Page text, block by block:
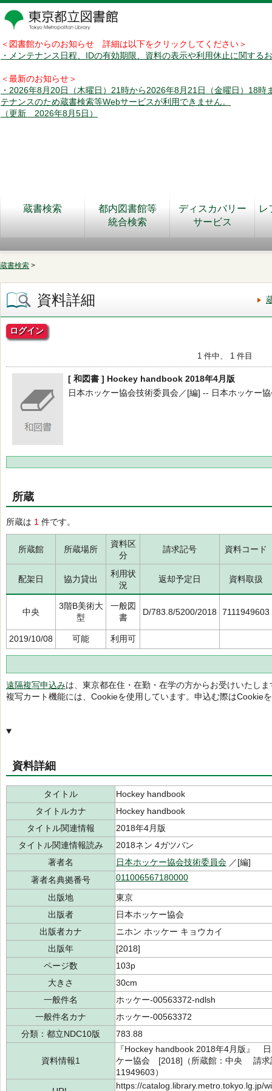
＜図書館からのお知らせ 詳細は以下をクリックしてください＞
・メンテナンス日程、IDの有効期限、資料の表示や利用休止に関する
＜最新のお知らせ＞
・2026年8月20日（木曜日）21時から2026年8月21日（金曜日）18時
テナンスのため蔵書検索等Webサービスが利用できません。
（更新 2026年8月5日）
蔵書検索
都内図書館等
統合検索
ディスカバリー
サービス
レ
蔵書検索 >
資料詳細
ログイン
1 件中、 1 件目
[ 和図書 ] Hockey handbook 2018年4月版
日本ホッケー協会技術委員会／[編] -- 日本ホッケー
所蔵
所蔵は 1 件です。
所蔵館 所蔵場所
資料区
分
請求記号 資料コード
配架日 協力貸出
利用状
況
返却予定日 資料取扱
中央
3階B美術大
型
一般図
書
D/783.8/5200/2018 7111949603
2019/10/08 可能 利用可
遠隔複写申込みは、東京都在住・在勤・在学の方からお受けいたしま
複写カート機能には、Cookieを使用しています。申込む際はCookie
資料詳細
タイトル
Hockey handbook
タイトルカナ
Hockey handbook
タイトル関連情報
2018年4月版
タイトル関連情報読み
2018ネン 4ガツバン
著者名
日本ホッケー協会技術委員会 ／[編]
著者名典拠番号
011006567180000
出版地
東京
出版者
日本ホッケー協会
出版者カナ
ニホン ホッケー キョウカイ
出版年
[2018]
ページ数
103p
大きさ
30cm
一般件名
ホッケー-00563372-ndlsh
一般件名カナ
ホッケー-00563372
分類：都立NDC10版
783.88
資料情報1
『Hockey handbook 2018年4月版』
ケー協会 [2018]（所蔵館：中央 請求
11949603）
https://catalog.library.metro.tokyo.lg.jp/